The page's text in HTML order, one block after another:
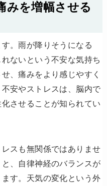
みを増幅させる
。雨が降りそうになる
ないという不安な気持ち
、痛みをより感じやすく
安やストレスは、脳内で
させることが知られてい
スも無関係ではありませ
、自律神経のバランスが
す。天気の変化という外